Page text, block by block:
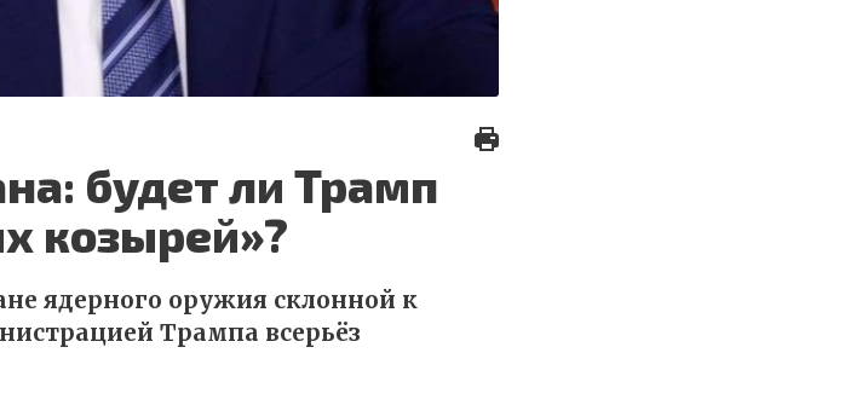
будет ли Трамп
козырей»?
ядерного оружия склонной к
Трампа всерьёз